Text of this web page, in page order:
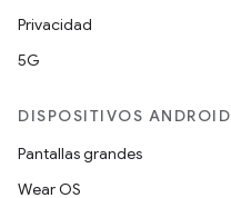
Privacidad
5G
DISPOSITIVOS ANDROID
Pantallas grandes
Wear OS